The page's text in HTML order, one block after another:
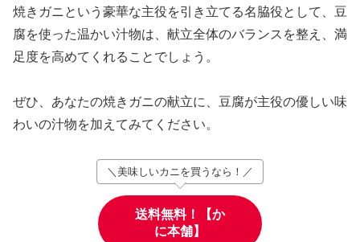
焼きガニという豪華な主役を引き立てる名脇役として、豆
腐を使った温かい汁物は、献立全体のバランスを整え、満
足度を高めてくれることでしょう。
ぜひ、あなたの焼きガニの献立に、豆腐が主役の優しい味
わいの汁物を加えてみてください。
＼美味しいカニを買うなら！／
送料無料！【か
に本舗】